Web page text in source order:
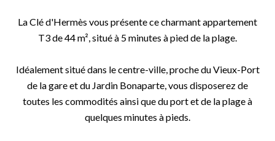
La Clé d'Hermès vous présente ce charmant appartement
T3 de 44 m², situé à 5 minutes à pied de la plage.
Idéalement situé dans le centre-ville, proche du Vieux-Port
de la gare et du Jardin Bonaparte, vous disposerez de
toutes les commodités ainsi que du port et de la plage à
quelques minutes à pieds.